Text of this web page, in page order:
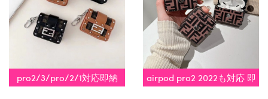
pro2/3/pro/2/1対応即納
airpod pro2 2022も対応 即